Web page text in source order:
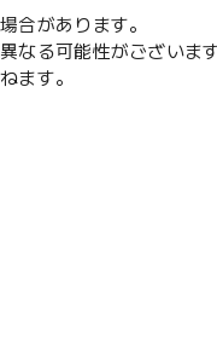
合があります。
なる可能性がございます
ます。